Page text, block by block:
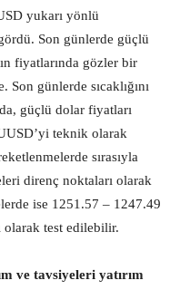
yukarı yönlü
Son günlerde güçlü
fiyatlarında gözler bir
günlerde sıcaklığını
güçlü dolar fiyatları
teknik olarak
sırasıyla
direnç noktaları olarak
ise 1251.57 – 1247.49
olarak test edilebilir.
ve tavsiyeleri yatırım